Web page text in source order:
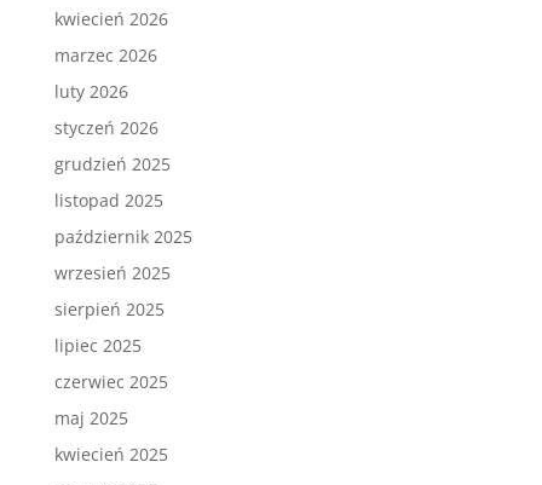
kwiecień 2026
marzec 2026
luty 2026
styczeń 2026
grudzień 2025
listopad 2025
październik 2025
wrzesień 2025
sierpień 2025
lipiec 2025
czerwiec 2025
maj 2025
kwiecień 2025